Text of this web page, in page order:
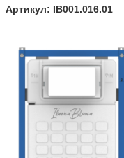
Артикул: IB001.016.01